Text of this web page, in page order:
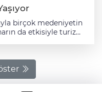
birçok medeniyetin
da etkisiyle turizm
yoğun ilgi
kent, son yılların
geldi. İlkbaharın